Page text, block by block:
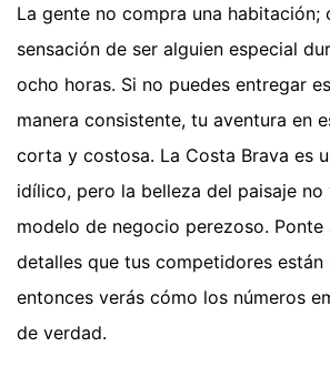
La gente no compra una habitación;
sensación de ser alguien especial
ocho horas. Si no puedes entregar
manera consistente, tu aventura en
corta y costosa. La Costa Brava es
idílico, pero la belleza del paisaje no
modelo de negocio perezoso.
detalles que tus competidores
entonces verás cómo los números
de verdad.